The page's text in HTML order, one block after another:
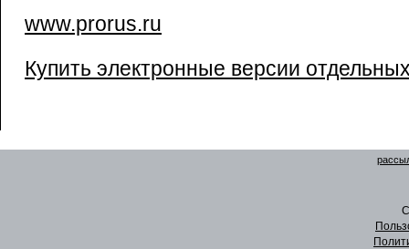
www.prorus.ru
Купить электронные версии